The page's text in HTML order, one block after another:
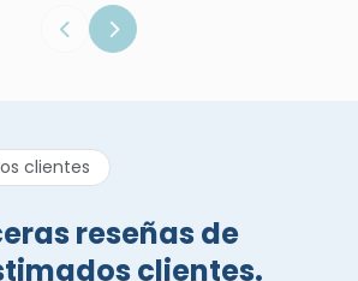
clientes
reseñas de
clientes.